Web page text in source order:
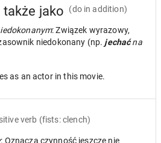
jako (do in addition)
: Związek wyrazowy,
niedokonany (np. jechaćna
as an actor in this movie.
verb (fists: clench)
: Oznacza czynność jeszcze nie